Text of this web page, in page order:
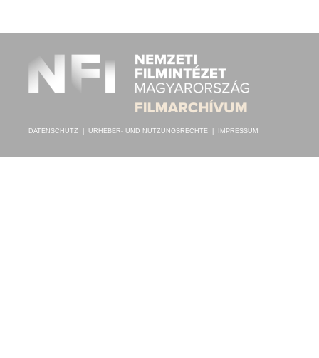
DATENSCHUTZ URHEBER- UND NUTZUNGSRECHTE IMPRESSUM